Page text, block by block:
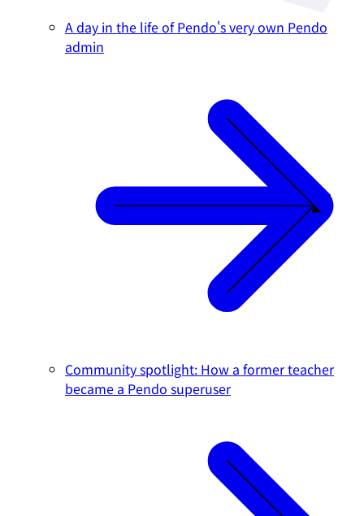
A day in the life of Pendo's very own Pendo
admin
Community spotlight: How a former teacher
became a Pendo superuser